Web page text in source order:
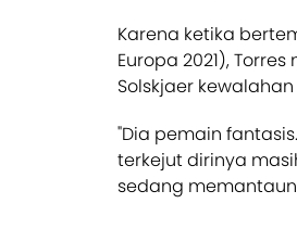
Karena ketika
Europa 2021),
Solskjaer
"Dia pemain
terkejut dirinya
sedang